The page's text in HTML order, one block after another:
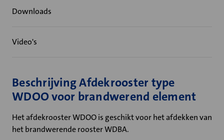
Downloads
Video's
Beschrijving Afdekrooster type
WDOO voor brandwerend element
Het afdekrooster WDOO is geschikt voor het afdekken van
het brandwerende rooster WDBA.